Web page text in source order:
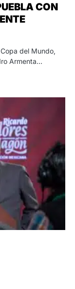
CON
del Mundo,
Armenta…